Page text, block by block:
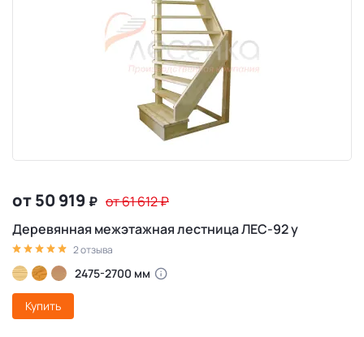
от 50 919 ₽ от 61 612₽
Деревянная межэтажная лестница ЛЕС-92 у
2 отзыва
2475-2700 мм
Купить